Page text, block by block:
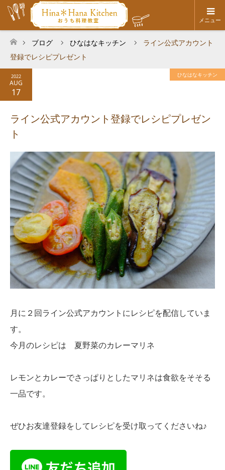
メニュー
ホーム
ブログ ひなはなキッチン
ライン公式アカウント
登録でレシピプレゼント
2022
AUG
17
ひなはなキッチン
ライン公式アカウント登録でレシピプレゼン
ト
月に２回ライン公式アカウントにレシピを配信していま
す。
今月のレシピは 夏野菜のカレーマリネ
レモンとカレーでさっぱりとしたマリネは食欲をそそる
一品です。
ぜひお友達登録をしてレシピを受け取ってくださいね♪